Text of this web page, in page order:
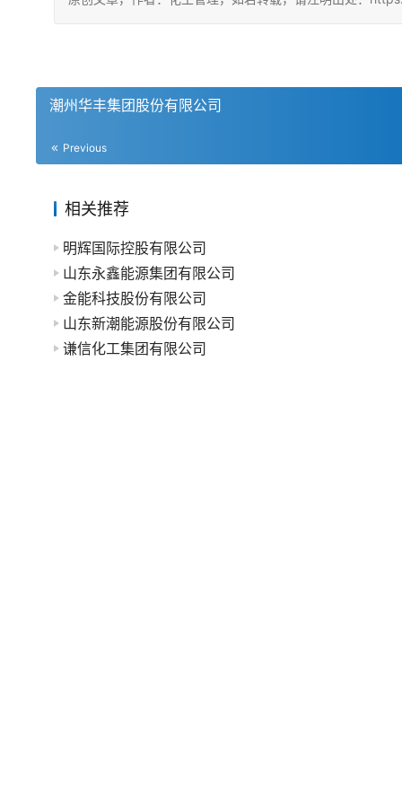
潮州华丰集团股份有限公司
Previous
相关推荐
明辉国际控股有限公司
山东永鑫能源集团有限公司
金能科技股份有限公司
山东新潮能源股份有限公司
谦信化工集团有限公司